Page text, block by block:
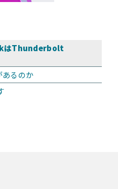
はThunderbolt
あるのか